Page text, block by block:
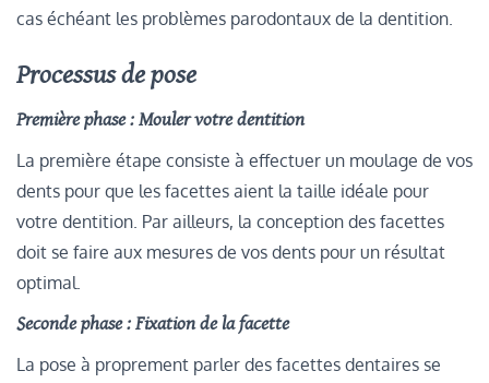
cas échéant les problèmes parodontaux de la dentition.
Processus de pose
Première phase : Mouler votre dentition
La première étape consiste à effectuer un moulage de vos
dents pour que les facettes aient la taille idéale pour
votre dentition. Par ailleurs, la conception des facettes
doit se faire aux mesures de vos dents pour un résultat
optimal.
Seconde phase : Fixation de la facette
La pose à proprement parler des facettes dentaires se